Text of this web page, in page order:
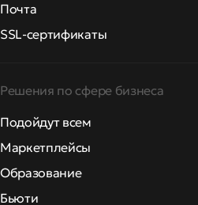
Почта
SSL-сертификаты
Решения по сфере бизнеса
Подойдут всем
Маркетплейсы
Образование
Бьюти